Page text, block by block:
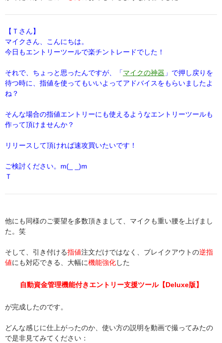
【Ｔさん】
マイクさん、こんにちは。
今日もエントリーツールで楽チントレードでした！
それで、ちょっと思ったんですが、「マイクの神器 」で押し戻りを
待つ時に、指値を使ってもいいよってアドバイスをもらいましたよ
ね？
そんな場合の指値エントリーにも使えるようなエントリーツールも
作って頂けませんか？
リリースして頂ければ速攻買いたいです！
ご検討ください。m(_ _)m
Ｔ
他にも同様のご要望を多数頂きまして、マイクも重い腰を上げまし
た。笑
そして、引き付ける指値注文だけではなく、ブレイクアウトの逆指
値にも対応できる、大幅に機能強化した
自動資金管理機能付きエントリー支援ツール【Deluxe版】
が完成したのです。
どんな感じに仕上がったのか、使い方の説明を動画で撮ってみたの
で是非見てみてください：